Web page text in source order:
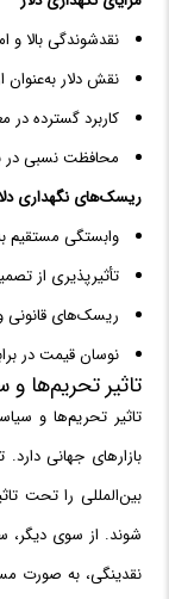
نقدشوندگی بالا و
نقش دلار به‌عنوان
کاربرد گسترده
محافظت نسبی در
ریسک‌های نگهداری
وابستگی مستقیم
تأثیرپذیری از
ریسک‌های
نوسان قیمت در
تاثیر تحریم‌ها
تاثیر تحریم‌ها و
بازارهای جهانی
بین‌المللی را تحت
شوند. از سوی دیگر،
نقدینگی، به صورت